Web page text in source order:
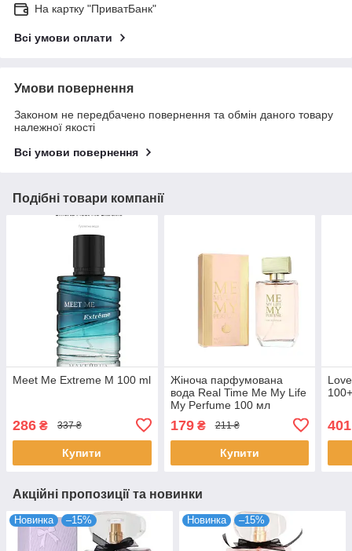
На картку "ПриватБанк"
Всі умови оплати
Умови повернення
Законом не передбачено повернення та обмін даного товару
належної якості
Всі умови повернення
Подібні товари компанії
Meet Me Extreme M 100 ml
286 ₴ 337 ₴
Купити
Жіноча парфумована
вода Real Time Me My Life
My Perfume 100 мл
179₴ 211 ₴
Купити
401
Акційні пропозиції та новинки
Новинка –15% Новинка –15%